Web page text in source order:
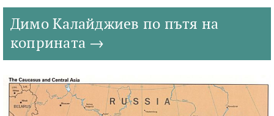
Димо Калайджиев по пътя на
коприната